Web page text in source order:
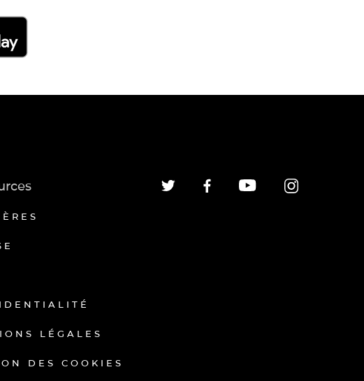
LÉGALES
DES COOKIES